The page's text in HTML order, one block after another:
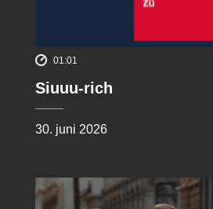
01:01
Siuuu-rich
30. juni 2026